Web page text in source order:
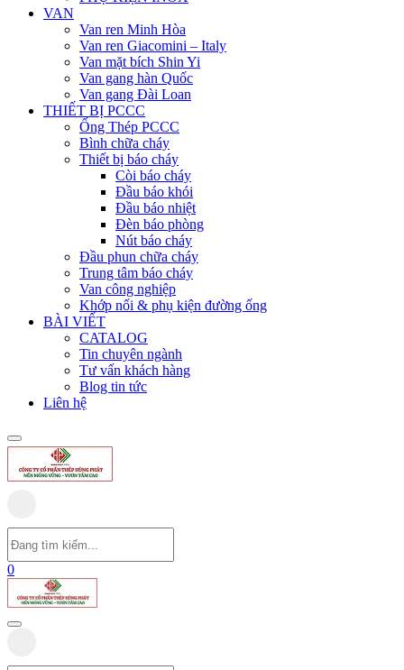
VAN
Van ren Minh Hòa
Van ren Giacomini – Italy
Van mặt bích Shin Yi
Van gang hàn Quốc
Van gang Đài Loan
THIẾT BỊ PCCC
Ống Thép PCCC
Bình chữa cháy
Thiết bị báo cháy
Còi báo cháy
Đầu báo khói
Đầu báo nhiệt
Đèn báo phòng
Nút báo cháy
Đầu phun chữa cháy
Trung tâm báo cháy
Van công nghiệp
Khớp nối & phụ kiện đường ống
BÀI VIẾT
CATALOG
Tin chuyên ngành
Tư vấn khách hàng
Blog tin tức
Liên hệ
0